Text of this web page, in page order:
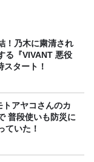
！乃木に粛清され
る『VIVANT 悪役
タート！
アヤコさんのカ
普段使いも防災に
ていた！